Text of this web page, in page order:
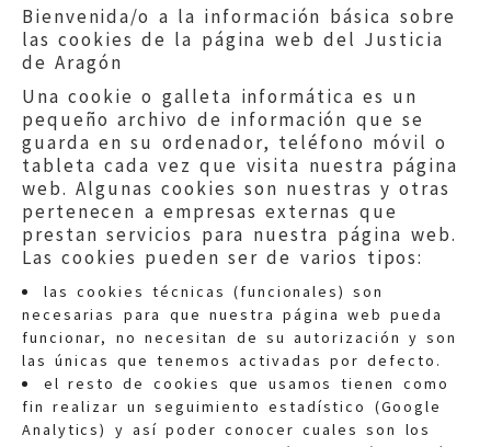
Bienvenida/o a la información básica sobre
las cookies de la página web del Justicia
de Aragón
Una cookie o galleta informática es un
pequeño archivo de información que se
guarda en su ordenador, teléfono móvil o
tableta cada vez que visita nuestra página
web. Algunas cookies son nuestras y otras
pertenecen a empresas externas que
prestan servicios para nuestra página web.
Las cookies pueden ser de varios tipos:
las cookies técnicas (funcionales) son
necesarias para que nuestra página web pueda
funcionar, no necesitan de su autorización y son
las únicas que tenemos activadas por defecto.
el resto de cookies que usamos tienen como
fin realizar un seguimiento estadístico (Google
Analytics) y así poder conocer cuales son los
Quejas:quejas@eljusticiadearagon.es
Información general:
informacion@eljusticiadearagon.es